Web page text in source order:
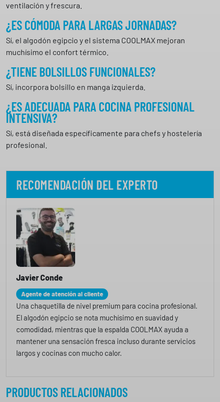
ventilación y frescura.
¿ES CÓMODA PARA LARGAS JORNADAS?
Sí, el algodón egipcio y el sistema COOLMAX mejoran
muchísimo el confort térmico.
¿TIENE BOLSILLOS FUNCIONALES?
Sí, incorpora bolsillo en manga izquierda.
¿ES ADECUADA PARA COCINA PROFESIONAL
INTENSIVA?
Sí, está diseñada específicamente para chefs y hostelería
profesional.
RECOMENDACIÓN DEL EXPERTO
Javier Conde
Agente de atención al cliente
Una chaquetilla de nivel premium para cocina profesional.
El algodón egipcio se nota muchísimo en suavidad y
comodidad, mientras que la espalda COOLMAX ayuda a
mantener una sensación fresca incluso durante servicios
largos y cocinas con mucho calor.
PRODUCTOS RELACIONADOS